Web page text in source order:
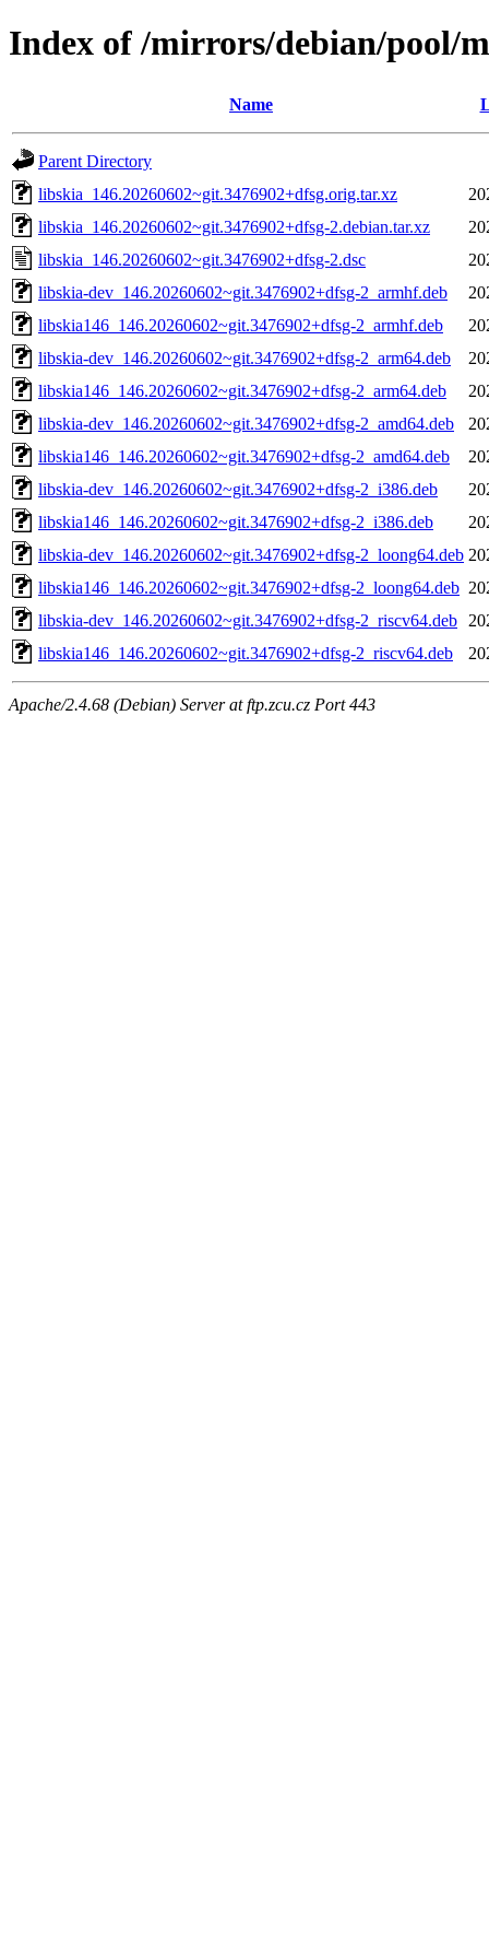
Index of /mirrors/debian/pool/
Name
Parent Directory
libskia_146.20260602~git.3476902+dfsg.orig.tar.xz
libskia_146.20260602~git.3476902+dfsg-2.debian.tar.xz
libskia_146.20260602~git.3476902+dfsg-2.dsc
libskia-dev_146.20260602~git.3476902+dfsg-2_armhf.deb
libskia146_146.20260602~git.3476902+dfsg-2_armhf.deb
libskia-dev_146.20260602~git.3476902+dfsg-2_arm64.deb
libskia146_146.20260602~git.3476902+dfsg-2_arm64.deb
libskia-dev_146.20260602~git.3476902+dfsg-2_amd64.deb
libskia146_146.20260602~git.3476902+dfsg-2_amd64.deb
libskia-dev_146.20260602~git.3476902+dfsg-2_i386.deb
libskia146_146.20260602~git.3476902+dfsg-2_i386.deb
libskia-dev_146.20260602~git.3476902+dfsg-2_loong64.deb
libskia146_146.20260602~git.3476902+dfsg-2_loong64.deb
libskia-dev_146.20260602~git.3476902+dfsg-2_riscv64.deb
libskia146_146.20260602~git.3476902+dfsg-2_riscv64.deb
Apache/2.4.68 (Debian) Server at ftp.zcu.cz Port 443